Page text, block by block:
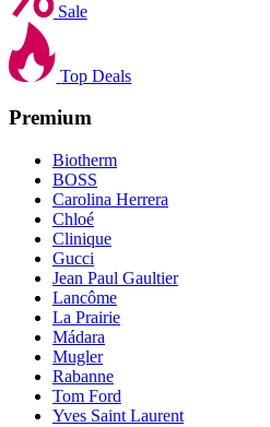
Sale
Top Deals
Premium
Biotherm
BOSS
Carolina Herrera
Chloé
Clinique
Gucci
Jean Paul Gaultier
Lancôme
La Prairie
Mádara
Mugler
Rabanne
Tom Ford
Yves Saint Laurent